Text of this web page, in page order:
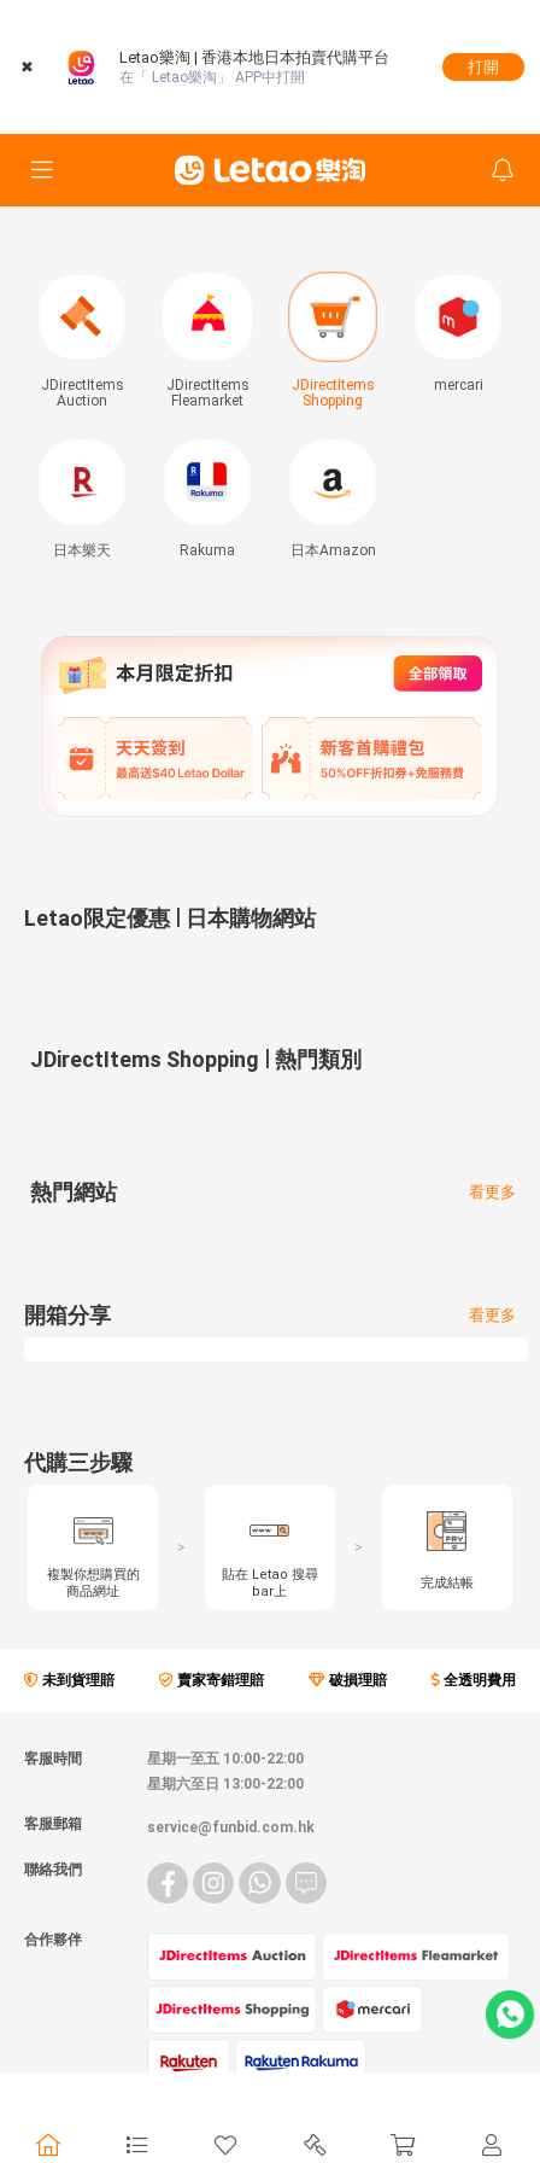
✖
Letao樂淘 | 香港本地日本拍賣代購平台
在「 Letao樂淘」 APP中打開
打開
JDirectItems
Auction
JDirectItems
Fleamarket
JDirectItems
Shopping
mercari
日本樂天 Rakuma 日本Amazon
Letao限定優惠 | 日本購物網站
JDirectItems Shopping | 熱門類別
熱門網站 看更多
開箱分享 看更多
代購三步驟
複製你想購買的
商品網址
>
貼在 Letao 搜尋
bar上
>
完成結帳
未到貨理賠 賣家寄錯理賠 破損理賠 全透明費用
客服時間
星期一至五 10:00-22:00
星期六至日 13:00-22:00
客服郵箱 service@funbid.com.hk
聯絡我們
合作夥伴